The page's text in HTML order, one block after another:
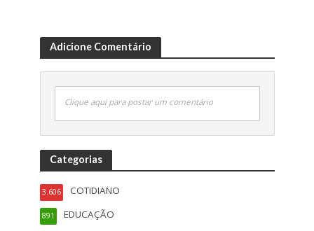
Adicione Comentário
Clique aqui para postar um comentário
Categorias
COTIDIANO
3.606
EDUCAÇÃO
891